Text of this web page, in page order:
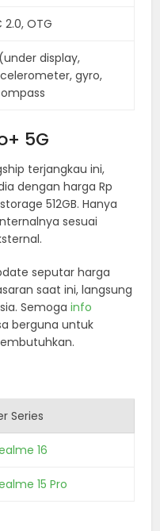
2.0, OTG
display,
gyro,
5G
terjangkau ini,
dengan harga Rp
512GB. Hanya
sesuai
seputar harga
saat ini, langsung
Semogainfo
berguna untuk
Series
16
15 Pro